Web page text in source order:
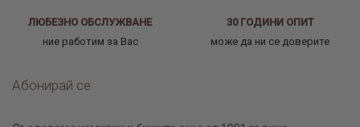
ЛЮБЕЗНО ОБСЛУЖВАНЕ
ние работим за Вас
30 ГОДИНИ ОПИТ
може да ни се доверите
Абонирай се